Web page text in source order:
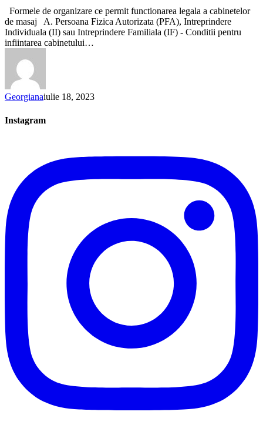
de
Masaj
PFA,
II
SRL
Formele de organizare ce permit functionarea legala a cabinetelor
de masaj A. Persoana Fizica Autorizata (PFA), Intreprindere
Individuala (II) sau Intreprindere Familiala (IF) - Conditii pentru
infiintarea cabinetului…
Georgianaiulie 18, 2023
Instagram